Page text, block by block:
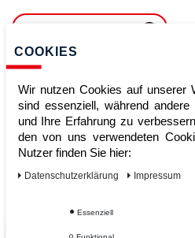
HINZUFÜGEN
Sofort lieferbar
Kauf auf Rechnung
COOKIES
Wir nutzen Cookies auf unserer
sind essenziell, während
und Ihre Erfahrung zu
den von uns verwendeten
Nutzer finden Sie hier:
Daten­schutz­erklärung Impressum
Essenziell
Funktional